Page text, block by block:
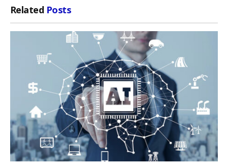
Related Posts